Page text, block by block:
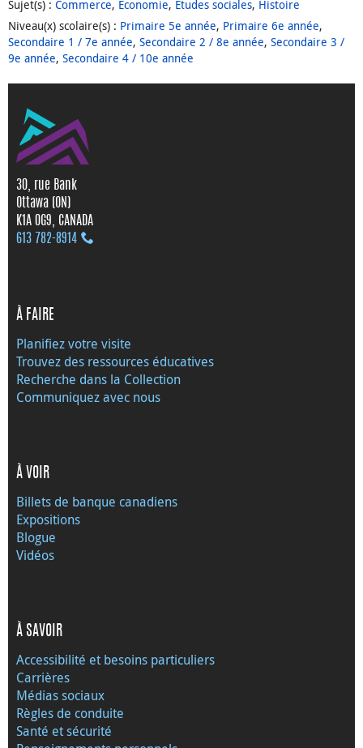
Sujet(s) : Commerce, Économie, Études sociales, Histoire
Niveau(x) scolaire(s) : Primaire 5e année, Primaire 6e année,
Secondaire 1 / 7e année, Secondaire 2 / 8e année, Secondaire 3 /
9e année, Secondaire 4 / 10e année
30, rue Bank
Ottawa (ON)
K1A 0G9, CANADA
613 782‑8914
À FAIRE
Planifiez votre visite
Trouvez des ressources éducatives
Recherche dans la Collection
Communiquez avec nous
À VOIR
Billets de banque canadiens
Expositions
Blogue
Vidéos
À SAVOIR
Accessibilité et besoins particuliers
Carrières
Médias sociaux
Règles de conduite
Santé et sécurité